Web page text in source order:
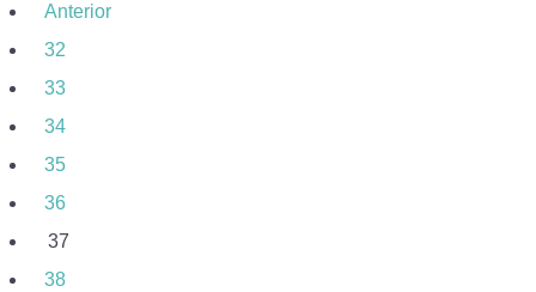
Anterior
32
33
34
35
36
37
38